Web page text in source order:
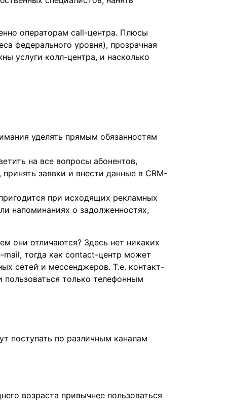
операторам call-центра. Плюсы
федерального уровня), прозрачная
услуги колл-центра, и насколько
уделять прямым обязанностям
на все вопросы абонентов,
заявки и внести данные в CRM-
при исходящих рекламных
напоминаниях о задолженностях,
они отличаются? Здесь нет никаких
тогда как contact-центр может
сетей и мессенджеров. Т.е. контакт-
только телефонным
поступать по различным каналам
возраста привычнее пользоваться